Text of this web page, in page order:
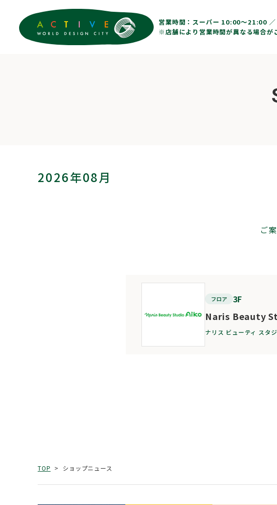
営業時間： スーパー 10:00〜21:00 ／
※店舗により営業時間が異なる場合が
2026年08月
ご
フロア 3F
Naris Beauty
ナリス ビューティ スタ
TOP ショップニュース